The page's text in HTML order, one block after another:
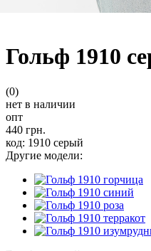
Гольф 1910
(0)
нет в наличии
опт
440 грн.
код: 1910 серый
Другие модели: